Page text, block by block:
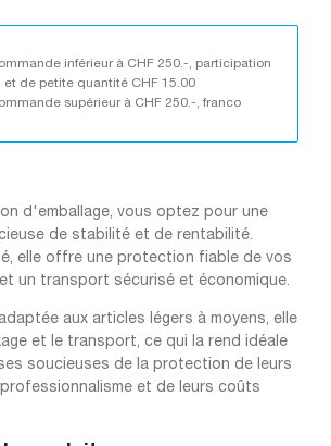
inférieur à CHF 250.-, participation
et de petite quantité CHF 15.00
supérieur à CHF 250.-, franco
d'emballage, vous optez pour une
de stabilité et de rentabilité.
elle offre une protection fiable de vos
un transport sécurisé et économique.
aux articles légers à moyens, elle
et le transport, ce qui la rend idéale
soucieuses de la protection de leurs
et de leurs coûts